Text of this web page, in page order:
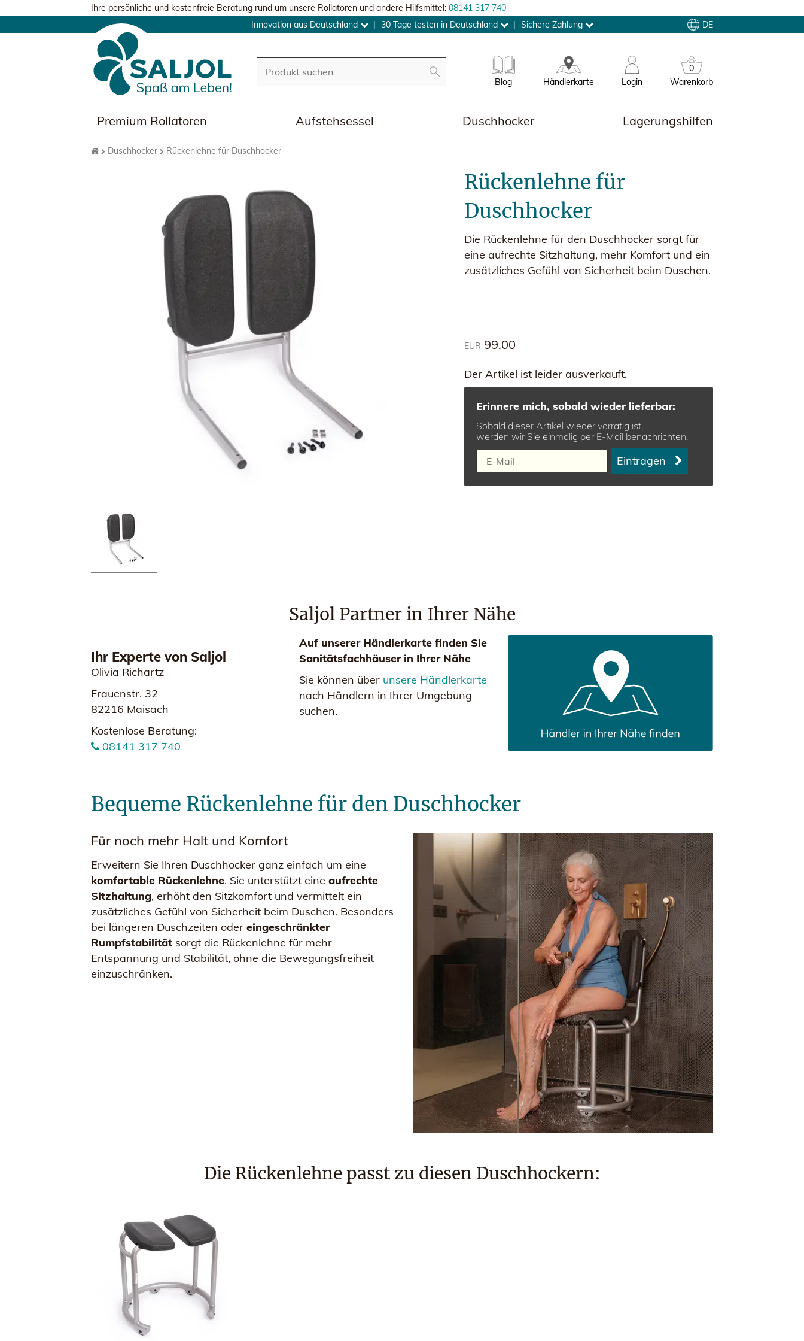
Ihre persönliche und kostenfreie Beratung rund um unsere Rollatoren und andere Hilfsmittel: 08141 317 740
Innovation aus Deutschland
| 30 Tage testen in Deutschland | Sichere Zahlung DE
Blog Händlerkarte Login
0
Warenkorb
Premium Rollatoren Aufstehsessel Duschhocker Lagerungshilfen
Duschhocker Rückenlehne für Duschhocker
Rückenlehne für
Duschhocker
Die Rückenlehne für den Duschhocker sorgt für
eine aufrechte Sitzhaltung, mehr Komfort und ein
zusätzliches Gefühl von Sicherheit beim Duschen.
EUR 99,00
Der Artikel ist leider ausverkauft.
Erinnere mich, sobald wieder lieferbar:
Sobald dieser Artikel wieder vorrätig ist,
werden wir Sie einmalig per E-Mail benachrichten.
Eintragen
Saljol Partner in Ihrer Nähe
Ihr Experte von Saljol
Olivia Richartz
Frauenstr. 32
82216 Maisach
Kostenlose Beratung:
08141 317 740
Auf unserer Händlerkarte finden Sie
Sanitätsfachhäuser in Ihrer Nähe
Sie können über unsere Händlerkarte
nach Händlern in Ihrer Umgebung
suchen.
Bequeme Rückenlehne für den Duschhocker
Für noch mehr Halt und Komfort
Erweitern Sie Ihren Duschhocker ganz einfach um eine
komfortable Rückenlehne. Sie unterstützt eine aufrechte
Sitzhaltung, erhöht den Sitzkomfort und vermittelt ein
zusätzliches Gefühl von Sicherheit beim Duschen. Besonders
bei längeren Duschzeiten oder eingeschränkter
Rumpfstabilität sorgt die Rückenlehne für mehr
Entspannung und Stabilität, ohne die Bewegungsfreiheit
einzuschränken.
Die Rückenlehne passt zu diesen Duschhockern: